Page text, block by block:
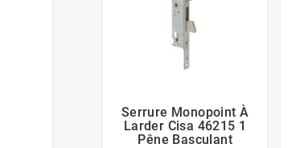
   
Serrure Monopoint À
Larder Cisa 46215 1
Pêne Basculant